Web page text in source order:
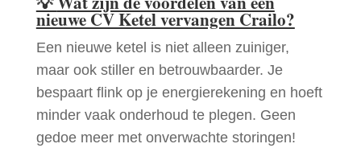
nieuwe CV Ketel vervangen Crailo?
Een nieuwe ketel is niet alleen zuiniger,
maar ook stiller en betrouwbaarder. Je
bespaart flink op je energierekening en hoeft
minder vaak onderhoud te plegen. Geen
gedoe meer met onverwachte storingen!